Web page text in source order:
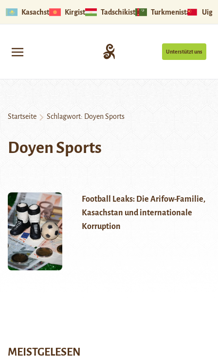
Kasachstan Kirgistan Tadschikistan Turkmenistan
Unterstützt uns
Startseite Schlagwort: Doyen Sports
Doyen Sports
Football Leaks: Die Arifow-Familie,
Kasachstan und internationale
Korruption
MEISTGELESEN